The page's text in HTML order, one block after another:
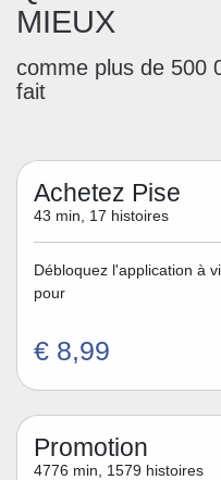
MIEUX
comme plus de 500
fait
Achetez Pise
43 min, 17 histoires
Débloquez l'application à
pour
€ 8,99
Promotion
4776 min, 1579 histoires